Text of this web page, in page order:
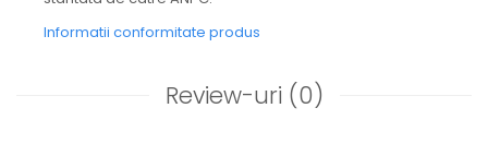
Informatii conformitate produs
Review-uri (0)